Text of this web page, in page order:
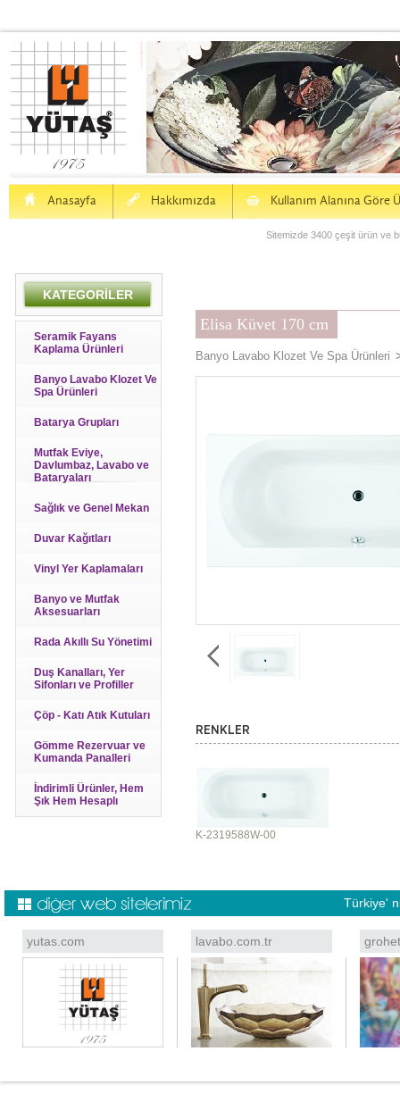
Anasayfa
H Hakkımızda
a Kullanım Alanına Göre
S
Sitemizde 3400 çeşit ürün ve
KATEGORİLER
Seramik Fayans
Kaplama Ürünleri
Banyo Lavabo Klozet Ve
Spa Ürünleri
Batarya Grupları
Mutfak Eviye,
Davlumbaz, Lavabo ve
Bataryaları
Sağlık ve Genel Mekan
Duvar Kağıtları
Vinyl Yer Kaplamaları
Banyo ve Mutfak
Aksesuarları
Rada Akıllı Su Yönetimi
Duş Kanalları, Yer
Sifonları ve Profiller
Çöp - Katı Atık Kutuları
Gömme Rezervuar ve
Kumanda Panalleri
İndirimli Ürünler, Hem
Şık Hem Hesaplı
Elisa Küvet 170 cm
Banyo Lavabo Klozet Ve Spa Ürünleri
RENKLER
K-2319588W-00
Türkiye'
yutas.com lavabo.com.tr